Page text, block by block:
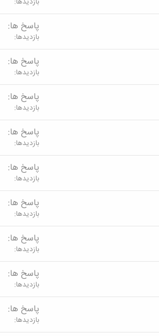
پاسخ ها
بازدیدها
پاسخ ها
بازدیدها
پاسخ ها
بازدیدها
پاسخ ها
بازدیدها
پاسخ ها
بازدیدها
پاسخ ها
بازدیدها
پاسخ ها
بازدیدها
پاسخ ها
بازدیدها
پاسخ ها
بازدیدها